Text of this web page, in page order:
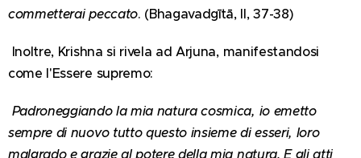
commetterai peccato. (Bhagavadgītā, II, 37-38)
Inoltre, Krishna si rivela ad Arjuna, manifestandosi
come l'Essere supremo:
Padroneggiando la mia natura cosmica, io emetto
sempre di nuovo tutto questo insieme di esseri, loro
malgrado e grazie al potere della mia natura. E gli atti